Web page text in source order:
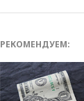
РЕКОМЕНДУЕМ: